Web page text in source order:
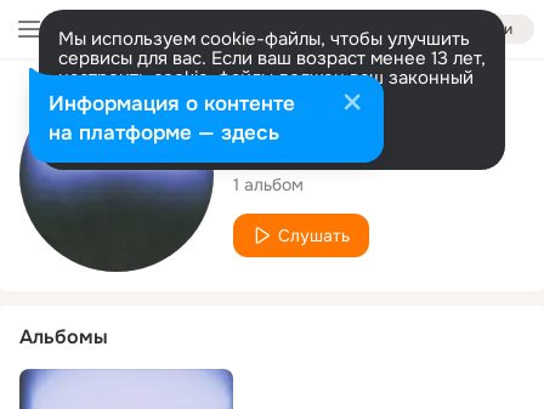
Войти
Мы используем cookie-файлы, чтобы улучшить
сервисы для вас. Если ваш возраст менее 13 лет,
настроить cookie-файлы должен ваш законный
представитель. Больше информации
Разрешить все Настроить
Исполнитель
Terminals
1 альбом
Слушать
Альбомы
Информация о контенте
на платформе — здесь